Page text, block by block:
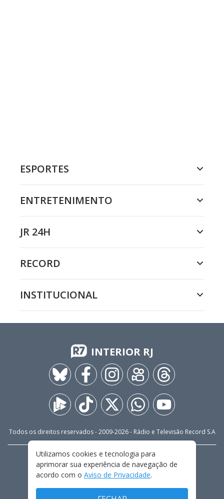
ESPORTES
ENTRETENIMENTO
JR 24H
RECORD
INSTITUCIONAL
INTERIOR RJ
Todos os direitos reservados - 2009-2026- Rádio e Televisão Record S.A
FALE CONOSCO
PRIVACIDADE
TERMOS E CONDIÇÕES DE USO
Utilizamos cookies e tecnologia para
aprimorar sua experiência de navegação de
acordo com o Aviso de Privacidade.